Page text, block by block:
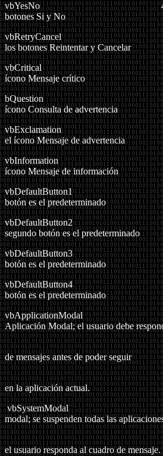
vbYesNo 4
botones Si y No
vbRetryCancel
los botones Reintentar y Cancelar
vbCritical 16
ícono Mensaje crítico
bQuestion 32
ícono Consulta de advertencia
vbExclamation
el ícono Mensaje de advertencia
vbInformation
ícono Mensaje de información
vbDefaultButton1
botón es el predeterminado
vbDefaultButton2
segundo botón es el predeterminado
vbDefaultButton3
botón es el predeterminado
vbDefaultButton4
botón es el predeterminado
vbApplicationModal
Aplicación Modal; el usuario debe
al
de mensajes antes de poder seguir
en la aplicación actual.
vbSystemModal
modal; se suspenden todas las
hasta
el usuario responda al cuadro de mensaje.